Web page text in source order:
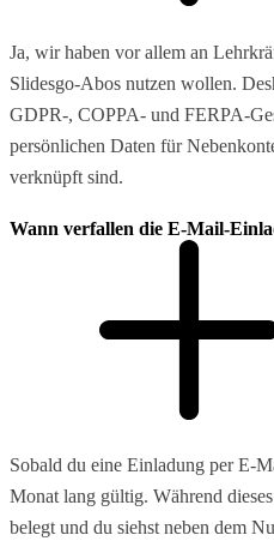
Ja, wir haben vor allem an
Slidesgo-Abos nutzen wollen.
GDPR-, COPPA- und FERPA-
persönlichen Daten für
verknüpft sind.
Wann verfallen die E-Mail-
Sobald du eine Einladung per E-
Monat lang gültig. Während
belegt und du siehst neben dem